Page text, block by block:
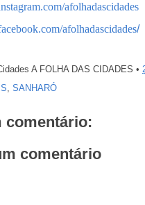
afolhadascidades
afolhadascidades/
A FOLHA DAS CIDADES •
, SANHARÓ
comentário:
comentário